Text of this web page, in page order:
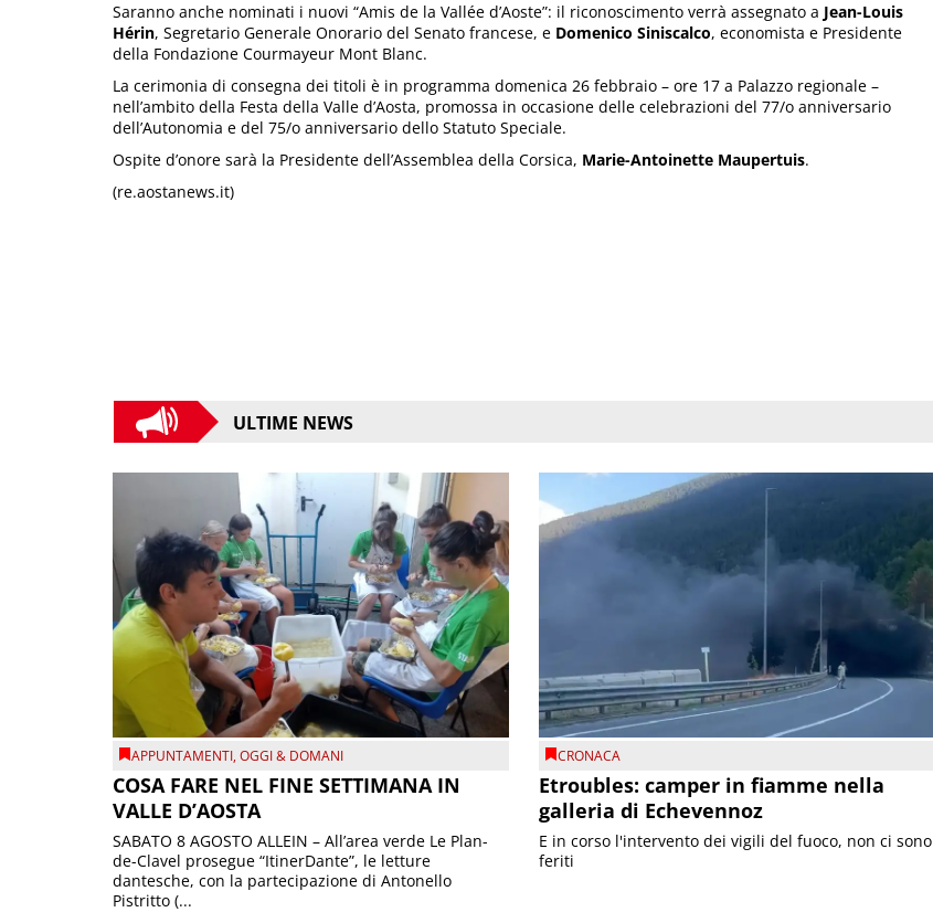
Saranno anche nominati i nuovi “Amis de la Vallée d’Aoste”: il riconoscimento verrà assegnato a Jean-Louis
Hérin, Segretario Generale Onorario del Senato francese, e Domenico Siniscalco, economista e Presidente
della Fondazione Courmayeur Mont Blanc.
La cerimonia di consegna dei titoli è in programma domenica 26 febbraio – ore 17 a Palazzo regionale –
nell’ambito della Festa della Valle d’Aosta, promossa in occasione delle celebrazioni del 77/o anniversario
dell’Autonomia e del 75/o anniversario dello Statuto Speciale.
Ospite d’onore sarà la Presidente dell’Assemblea della Corsica, Marie-Antoinette Maupertuis.
(re.aostanews.it)
ULTIME NEWS
APPUNTAMENTI,OGGI & DOMANI
COSA FARE NEL FINE SETTIMANA IN
VALLE D’AOSTA
SABATO 8 AGOSTO ALLEIN – All’area verde Le Plan-
de-Clavel prosegue “ItinerDante”, le letture
dantesche, con la partecipazione di Antonello
Pistritto (...
CRONACA
Etroubles: camper in fiamme nella
galleria di Echevennoz
E in corso l'intervento dei vigili del fuoco, non ci sono
feriti